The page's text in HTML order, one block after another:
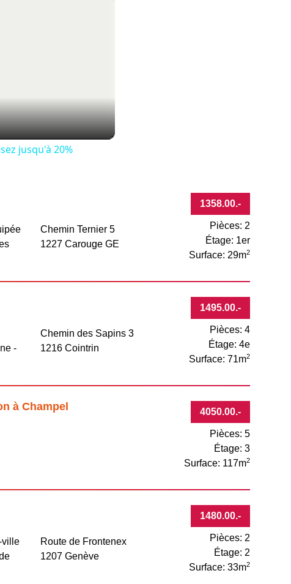
jusqu'à 20%
1358.00.-
Chemin Ternier 5
1227 Carouge GE
Pièces: 2
Étage: 1er
Surface: 29m2
1495.00.-
-
Chemin des Sapins 3
1216 Cointrin
Pièces: 4
Étage: 4e
Surface: 71m2
4050.00.-
à Champel
Pièces: 5
Étage: 3
Surface: 117m2
1480.00.-
ville
Route de Frontenex
1207 Genève
Pièces: 2
Étage: 2
Surface: 33m2